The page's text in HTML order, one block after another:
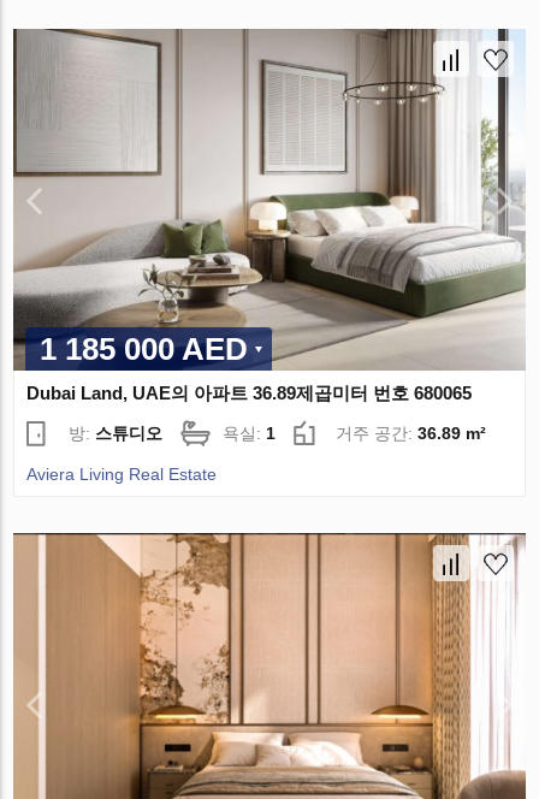
1 185 000 AED
Dubai Land, UAE의 아파트 36.89제곱미터 번호 680065
방: 스튜디오 욕실: 1 거주 공간:36.89 m²
Aviera Living Real Estate